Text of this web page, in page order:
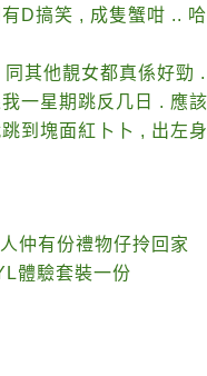
D搞笑 , 成隻蟹咁 ..
其他靚女都真係好勁
一星期跳反几日 . 應
到塊面紅卜卜 , 出左
仲有份禮物仔拎回家
體驗套裝一份